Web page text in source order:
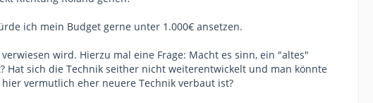
ich mein Budget gerne unter 1.000€ ansetzen.
wird. Hierzu mal eine Frage: Macht es sinn, ein "altes"
Hat sich die Technik seither nicht weiterentwickelt und man könnte
vermutlich eher neuere Technik verbaut ist?